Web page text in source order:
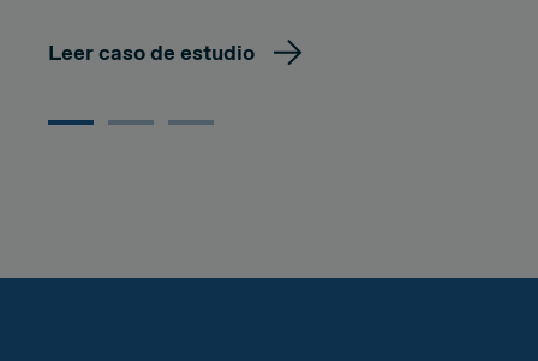
Leer caso de estudio